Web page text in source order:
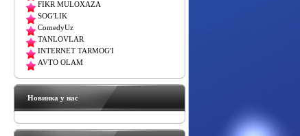
FIKR MULOXAZA
SOG'LIK
ComedyUz
TANLOVLAR
INTERNET TARMOG'I
AVTO OLAM
Новинка у нас